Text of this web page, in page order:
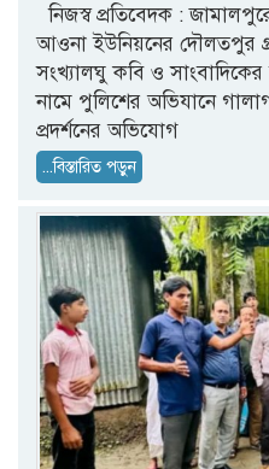
নিজস্ব প্রতিবেদক :
আওনা ইউনিয়নের দৌলতপুর
সংখ্যালঘু কবি ও সাংবাদিকের
নামে পুলিশের অভিযানে
প্রদর্শনের অভিযোগ
...বিস্তারিত পড়ুন